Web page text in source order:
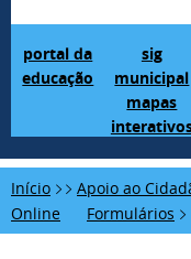
portal da
educação
sig
municipal
mapas
Início Apoio ao
Online
Formulários